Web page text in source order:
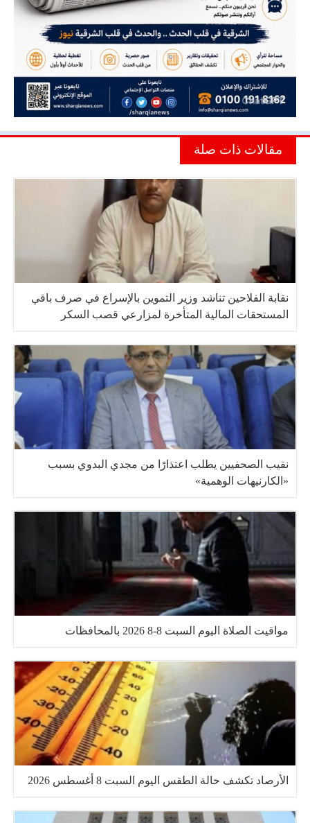
مقالات ذات صلة
نقابة الفلاحين تناشد وزير التموين بالإسراع في صرف باقي
المستحقات المالية المتأخرة لمزارعي قصب السكر
نقيب الصحفيين يطلب اعتذارًا من مجدي البدوي بسبب
«الكارنيهات الوهمية»
مواقيت الصلاة اليوم السبت 8-8 2026 بالمحافظات
الأرصاد تكشف حالة الطقس اليوم السبت 8 أغسطس 2026